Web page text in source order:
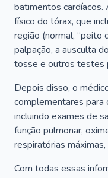
batimentos cardíacos.
físico do tórax, que
região (normal, “peito
palpação, a ausculta
tosse e outros testes
Depois disso, o
complementares para
incluindo exames de
função pulmonar,
respiratórias
Com todas essas